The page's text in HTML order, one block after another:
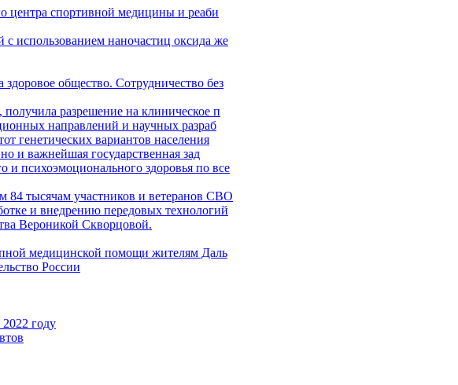
центра спортивной медицины и реаби
использованием наночастиц оксида же
общество. Сотрудничество без
разрешение на клиническое п
направлений и научных разраб
генетических вариантов населения
и важнейшая государственная зад
психоэмоционального здоровья по все
тысячам участников и ветеранов СВО
и внедрению передовых технологий
Вероникой Скворцовой.
медицинской помощи жителям Даль
России
году